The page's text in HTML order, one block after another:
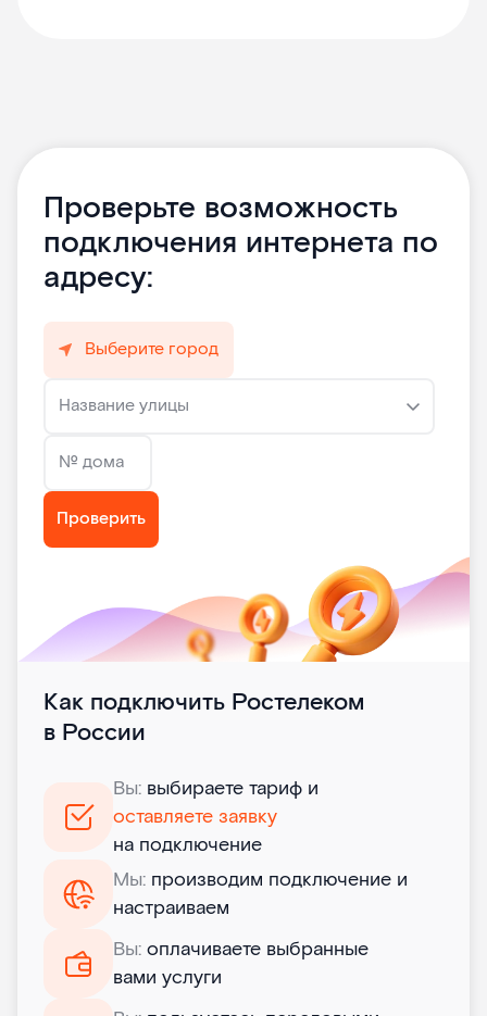
Проверьте возможность
подключения интернета по
адресу:
Выберите город
Название улицы
№ дома
Проверить
Как подключить Ростелеком
в России
Вы: выбираете тариф и
оставляете заявку
на подключение
Мы: производим подключение и
настраиваем
Вы: оплачиваете выбранные
вами услуги